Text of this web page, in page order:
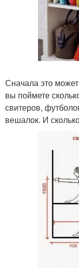
Сначала это может
вы поймете
свитеров,
вешалок. И